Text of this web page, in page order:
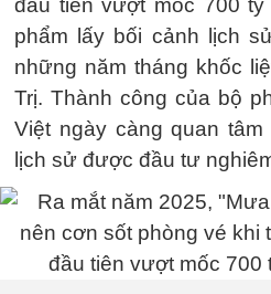
đầu tiên vượt mốc 700
phẩm lấy bối cảnh lịch
những năm tháng khốc
Trị. Thành công của bộ
Việt ngày càng quan
lịch sử được đầu tư